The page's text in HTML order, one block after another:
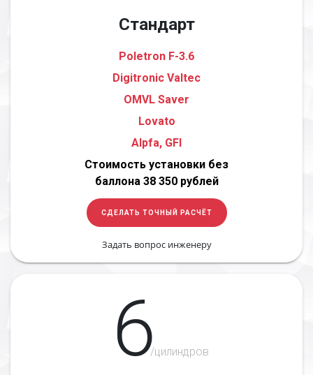
Стандарт
Poletron F-3.6
Digitronic Valtec
OMVL Saver
Lovato
Alpfa, GFI
Стоимость установки без
баллона 38 350 рублей
СДЕЛАТЬ ТОЧНЫЙ РАСЧЁТ
Задать вопрос инженеру
6/цилиндров